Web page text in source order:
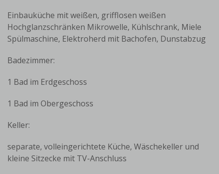
Einbauküche mit weißen, grifflosen weißen
Hochglanzschränken Mikrowelle, Kühlschrank, Miele
Spülmaschine, Elektroherd mit Bachofen, Dunstabzug
Badezimmer:
1 Bad im Erdgeschoss
1 Bad im Obergeschoss
Keller:
separate, volleingerichtete Küche, Wäschekeller und
kleine Sitzecke mit TV-Anschluss